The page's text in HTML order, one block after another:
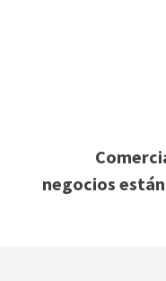
negocios